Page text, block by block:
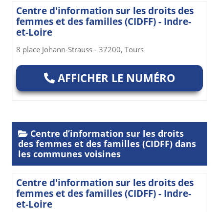
Centre d'information sur les droits des
femmes et des familles (CIDFF) - Indre-
et-Loire
8 place Johann-Strauss - 37200, Tours
AFFICHER LE NUMÉRO
Centre d’information sur les droits
des femmes et des familles (CIDFF) dans
les communes voisines
Centre d'information sur les droits des
femmes et des familles (CIDFF) - Indre-
et-Loire